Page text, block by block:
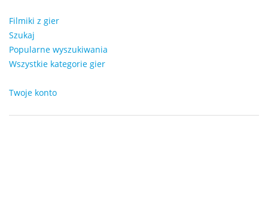
Filmiki z gier
Szukaj
Popularne wyszukiwania
Wszystkie kategorie gier
Twoje konto